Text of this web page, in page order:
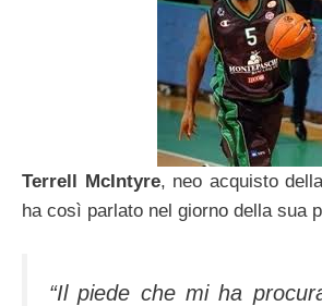
Terrell McIntyre, neo acquisto
ha così parlato nel giorno della sua
“Il piede che mi ha